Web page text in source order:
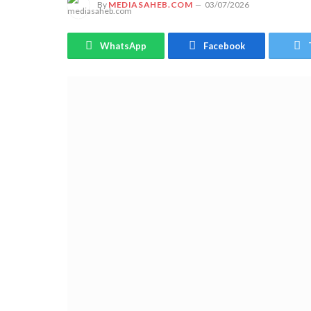
By MEDIASAHEB.COM 03/07/2026
WhatsApp Facebook